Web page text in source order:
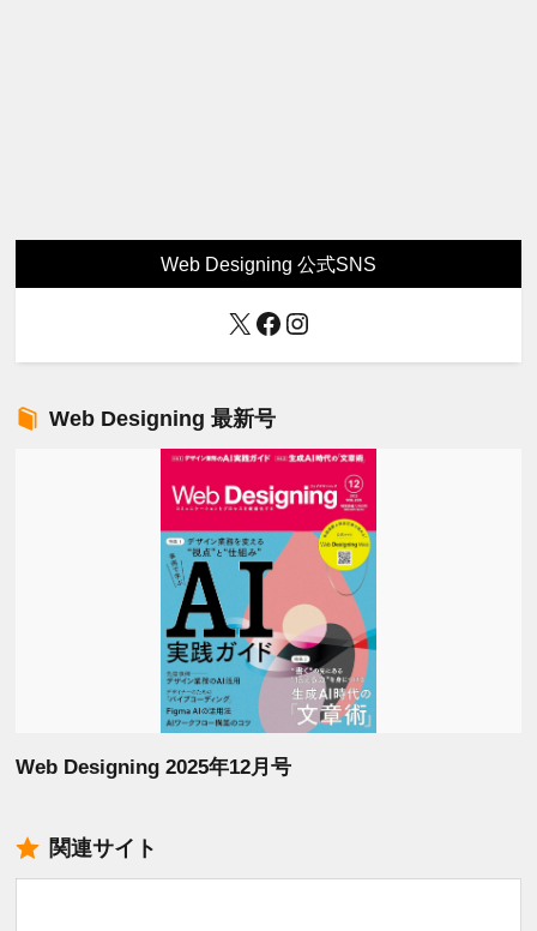
Web Designing 公式SNS
X Facebook
Instagram
Web Designing 最新号
Web Designing 2025年12月号
関連サイト